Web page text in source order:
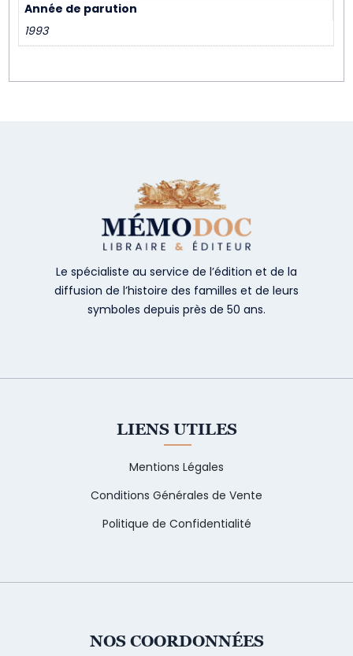
Année de parution
1993
Le spécialiste au service de l’édition et de la
diffusion de l’histoire des familles et de leurs
symboles depuis près de 50 ans.
LIENS UTILES
Mentions Légales
Conditions Générales de Vente
Politique de Confidentialité
NOS COORDONNÉES